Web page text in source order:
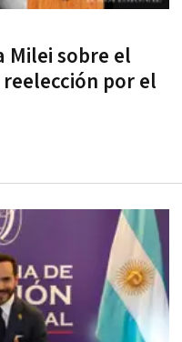
Milei sobre el
por el